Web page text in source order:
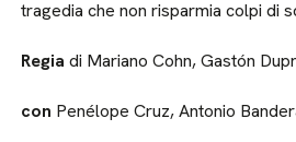
tragedia che non risparmia colpi di
Regia di Mariano Cohn, Gastón
con Penélope Cruz, Antonio